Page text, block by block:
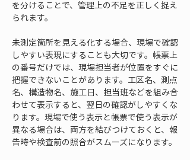
を分けることで、管理上の不足を正しく捉え
られます。
未測定箇所を見える化する場合、現場で確認
しやすい表現にすることも大切です。帳票上
の番号だけでは、現場担当者が位置をすぐに
把握できないことがあります。工区名、測点
名、構造物名、施工日、担当班などを組み合
わせて表示すると、翌日の確認がしやすくな
ります。現場で使う表示と帳票で使う表示が
異なる場合は、両方を結びつけておくと、報
告時や検査前の照合がスムーズになります。